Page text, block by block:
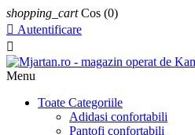
shopping_cart Cos (0)
 Autentificare

Menu
Toate Categoriile
Adidasi confortabili
Pantofi confortabili